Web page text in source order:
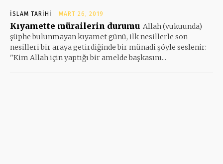
İSLAM TARIHI MART 26, 2019
Kıyamette mürailerin durumu Allah (vukuunda)
şüphe bulunmayan kıyamet günü, ilk nesillerle son
nesilleri bir araya getirdiğinde bir münadi şöyle seslenir:
''Kim Allah için yaptığı bir amelde başkasını...